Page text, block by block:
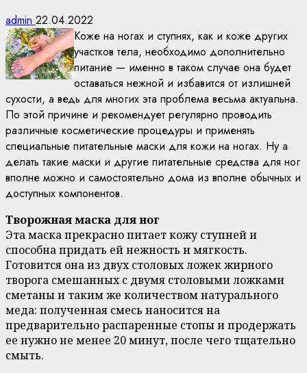
admin 22.04.2022
Коже на ногах и ступнях, как и коже других
участков тела, необходимо дополнительно
питание — именно в таком случае она будет
оставаться нежной и избавится от излишней
сухости, а ведь для многих эта проблема весьма актуальна.
По этой причине и рекомендует регулярно проводить
различные косметические процедуры и применять
специальные питательные маски для кожи на ногах. Ну а
делать такие маски и другие питательные средства для ног
вполне можно и самостоятельно дома из вполне обычных и
доступных компонентов.
Творожная маска для ног
Эта маска прекрасно питает кожу ступней и
способна придать ей нежность и мягкость.
Готовится она из двух столовых ложек жирного
творога смешанных с двумя столовыми ложками
сметаны и таким же количеством натурального
меда: полученная смесь наносится на
предварительно распаренные стопы и продержать
ее нужно не менее 20 минут, после чего тщательно
смыть.